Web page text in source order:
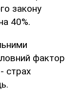
закону
40%.
фактор
страх